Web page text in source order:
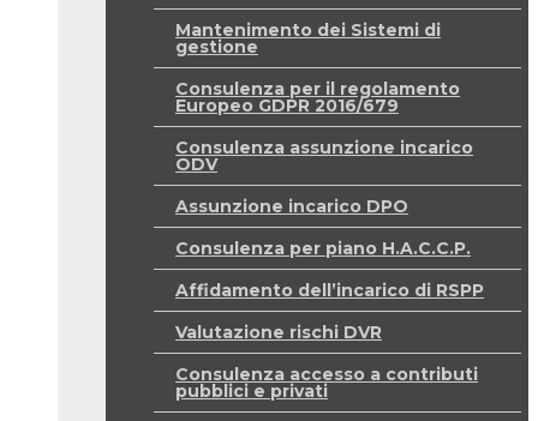
Mantenimento dei Sistemi di
gestione
Consulenza per il regolamento
Europeo GDPR 2016/679
Consulenza assunzione incarico
ODV
Assunzione incarico DPO
Consulenza per piano H.A.C.C.P.
Affidamento dell’incarico di RSPP
Valutazione rischi DVR
Consulenza accesso a contributi
pubblici e privati